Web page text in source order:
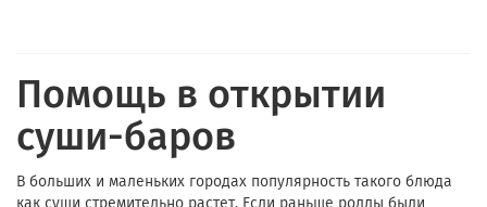
Помощь в открытии
суши-баров
В больших и маленьких городах популярность такого блюда